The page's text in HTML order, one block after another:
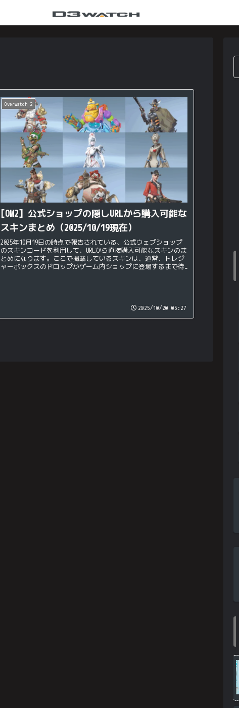
Overwatch 2
[OW2] 公式ショップの隠しURLから購入可能な
スキンまとめ（2025/10/19現在）
2025年10月19日の時点で報告されている、公式ウェブショップ
のスキンコードを利用して、URLから直接購入可能なスキンのま
とめになります。ここで掲載しているスキンは、通常、トレジ
ャーボックスのドロップかゲーム内ショップに登場するまで待
2025/10/20 05:27